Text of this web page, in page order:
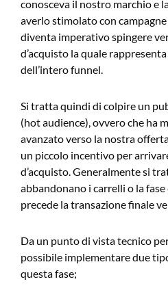
conosceva il nostro marchio e
averlo stimolato con
diventa imperativo spingere
d’acquisto la quale
dell’intero funnel.
Si tratta quindi di colpire un
(hot audience), ovvero che ha
avanzato verso la nostra
un piccolo incentivo per
d’acquisto. Generalmente si
abbandonano i carrelli o la
precede la transazione finale
Da un punto di vista tecnico
possibile implementare due
questa fase;